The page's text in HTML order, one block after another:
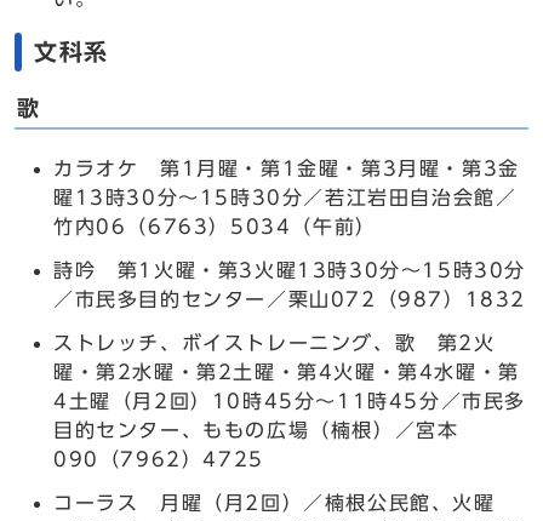
文科系
歌
カラオケ 第1月曜・第1金曜・第3月曜・第3金
曜13時30分～15時30分／若江岩田自治会館／
竹内06（6763）5034（午前）
詩吟 第1火曜・第3火曜13時30分～15時30分
／市民多目的センター／栗山072（987）1832
ストレッチ、ボイストレーニング、歌 第2火
曜・第2水曜・第2土曜・第4火曜・第4水曜・第
4土曜（月2回）10時45分～11時45分／市民多
目的センター、ももの広場（楠根）／宮本
090（7962）4725
コーラス 月曜（月2回）／楠根公民館、火曜